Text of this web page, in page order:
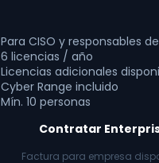
Para CISO y responsables
6 licencias / año
Licencias adicionales
Cyber Range incluido
Mín. 10 personas
Contratar
Factura para empresa